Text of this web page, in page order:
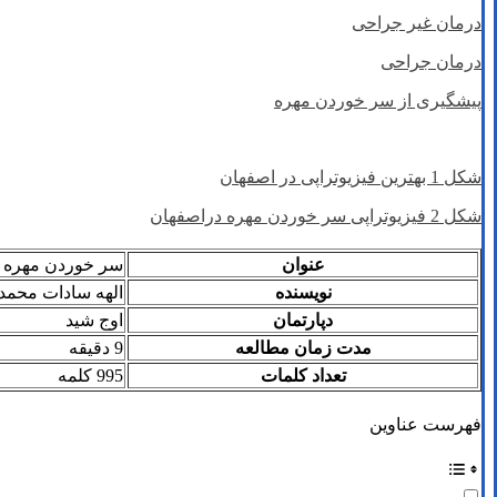
درمان غیر جراحی
درمان جراحی
پیشگیری از سر خوردن مهره
شکل 1 بهترین فیزیوتراپی در اصفهان
شکل 2 فیزیوتراپی سر خوردن مهره دراصفهان
عنوان
سر خوردن مهره
نویسنده
الهه سادات
دپارتمان
اوج شید
مدت زمان مطالعه
9 دقیقه
تعداد کلمات
995 کلمه
فهرست عناوین